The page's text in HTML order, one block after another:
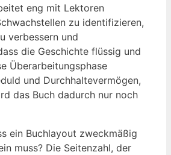
eng mit Lektoren
zu identifizieren,
verbessern und
die Geschichte flüssig und
Überarbeitungsphase
und Durchhaltevermögen,
das Buch dadurch nur noch
ein Buchlayout zweckmäßig
muss? Die Seitenzahl, der